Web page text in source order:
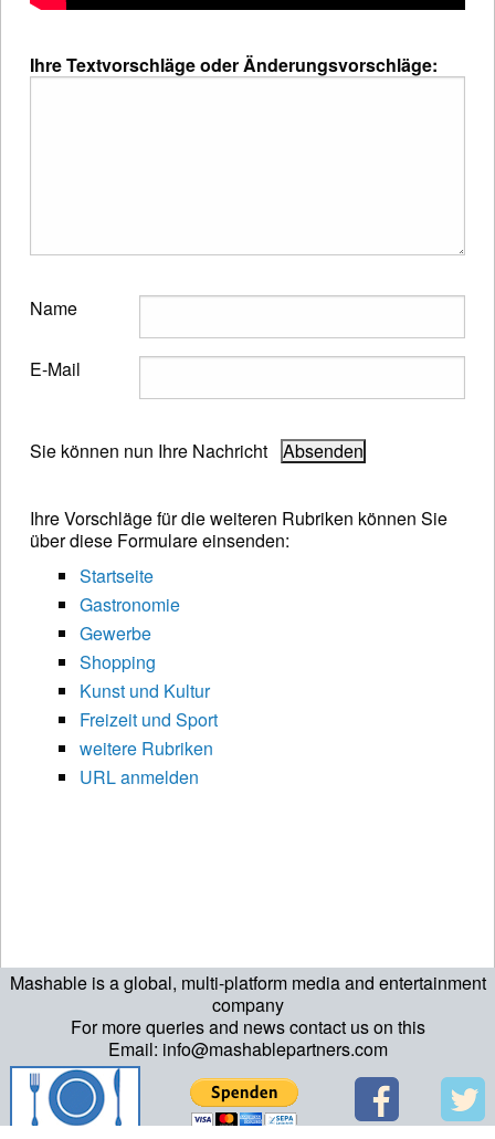
Mashable is a global, multi-platform media and entertainment
company
For more queries and news contact us on this
Email: info@mashablepartners.com
Ihre Textvorschläge oder Änderungsvorschläge:
Name
E-Mail
Sie können nun Ihre Nachricht
Ihre Vorschläge für die weiteren Rubriken können Sie
über diese Formulare einsenden:
Startseite
Gastronomie
Gewerbe
Shopping
Kunst und Kultur
Freizeit und Sport
weitere Rubriken
URL anmelden